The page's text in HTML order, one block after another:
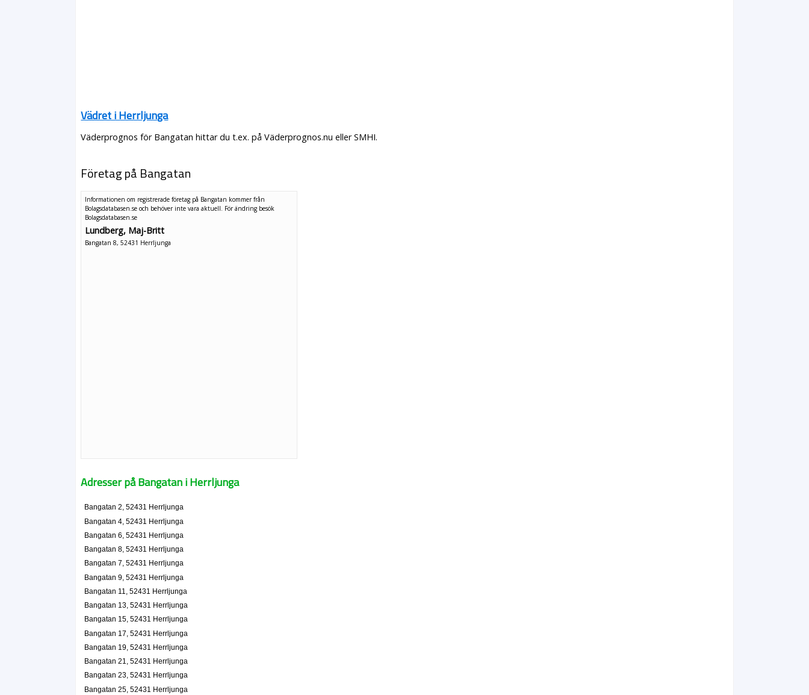
Vädret i Herrljunga
Väderprognos för Bangatan hittar du t.ex. på Väderprognos.nu eller SMHI.
Företag på Bangatan
Informationen om registrerade företag på Bangatan kommer från
Bolagsdatabasen.se och behöver inte vara aktuell. För ändring besök
Bolagsdatabasen.se
Lundberg, Maj-Britt
Bangatan 8, 52431 Herrljunga
Adresser på Bangatan i Herrljunga
Bangatan 2, 52431 Herrljunga
Bangatan 4, 52431 Herrljunga
Bangatan 6, 52431 Herrljunga
Bangatan 8, 52431 Herrljunga
Bangatan 7, 52431 Herrljunga
Bangatan 9, 52431 Herrljunga
Bangatan 11, 52431 Herrljunga
Bangatan 13, 52431 Herrljunga
Bangatan 15, 52431 Herrljunga
Bangatan 17, 52431 Herrljunga
Bangatan 19, 52431 Herrljunga
Bangatan 21, 52431 Herrljunga
Bangatan 23, 52431 Herrljunga
Bangatan 25, 52431 Herrljunga